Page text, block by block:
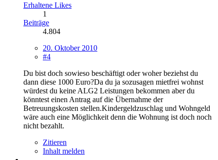
Erhaltene Likes
1
Beiträge
4.804
20. Oktober 2010
#4
Du bist doch sowieso beschäftigt oder woher beziehst du
dann diese 1000 Euro?Da du ja sozusagen mietfrei wohnst
würdest du keine ALG2 Leistungen bekommen aber du
könntest einen Antrag auf die Übernahme der
Betreuungskosten stellen.Kindergeldzuschlag und Wohngeld
wäre auch eine Möglichkeit denn die Wohnung ist doch noch
nicht bezahlt.
Zitieren
Inhalt melden